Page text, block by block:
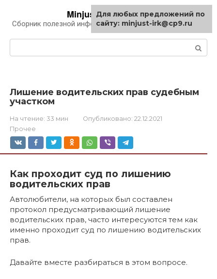
контенту
Minjust-irk.ru
Сборник полезной информации про автомобили
Лишение водительских прав судебным
участком
На чтение: 33 мин Опубликовано: 22.12.2021
Прочее
Как проходит суд по лишению
водительских прав
Автолюбители, на которых был составлен
протокол предусматривающий лишение
водительских прав, часто интересуются тем как
именно проходит суд по лишению водительских
прав.
Давайте вместе разбираться в этом вопросе.
Для любых предложений по
сайту: minjust-irk@cp9.ru